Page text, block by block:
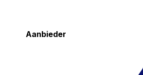
Aanbieder